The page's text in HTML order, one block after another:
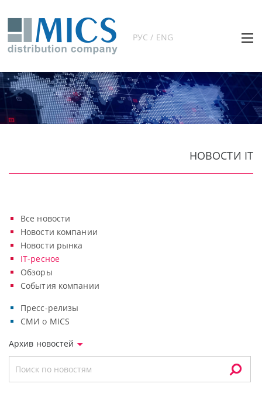
РУС / ENG
НОВОСТИ IT
Все новости
Новости компании
Новости рынка
IT-ресное
Обзоры
События компании
Пресс-релизы
СМИ о MICS
Архив новостей